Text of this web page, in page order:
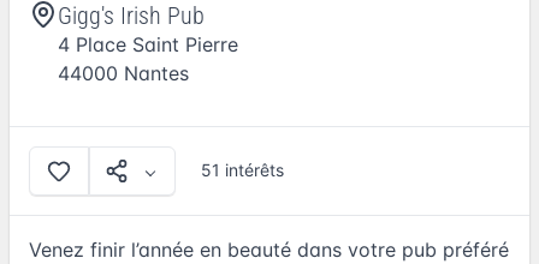
Gigg's Irish Pub
4 Place Saint Pierre
44000 Nantes
51 intérêts
Venez finir l’année en beauté dans votre pub préféré